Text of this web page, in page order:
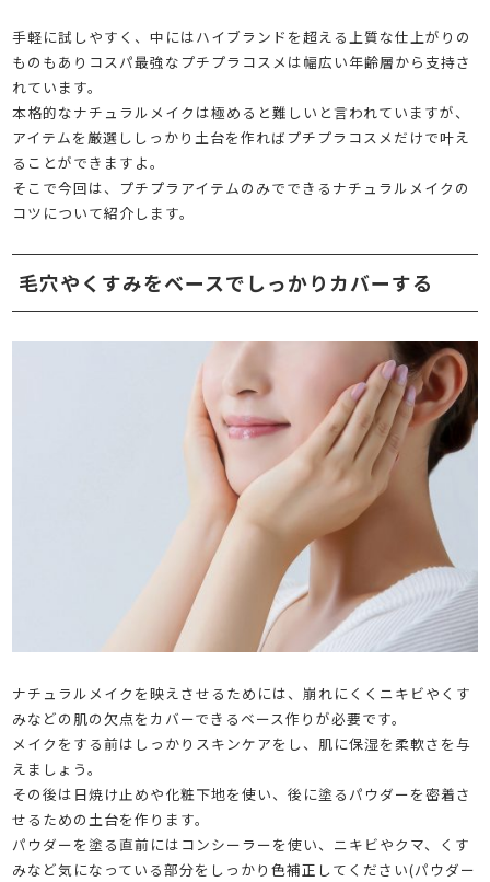
手軽に試しやすく、中にはハイブランドを超える上質な仕上がりの
ものもありコスパ最強なプチプラコスメは幅広い年齢層から支持さ
れています。
本格的なナチュラルメイクは極めると難しいと言われていますが、
アイテムを厳選ししっかり土台を作ればプチプラコスメだけで叶え
ることができますよ。
そこで今回は、プチプラアイテムのみでできるナチュラルメイクの
コツについて紹介します。
毛穴やくすみをベースでしっかりカバーする
ナチュラルメイクを映えさせるためには、崩れにくくニキビやくす
みなどの肌の欠点をカバーできるベース作りが必要です。
メイクをする前はしっかりスキンケアをし、肌に保湿を柔軟さを与
えましょう。
その後は日焼け止めや化粧下地を使い、後に塗るパウダーを密着さ
せるための土台を作ります。
パウダーを塗る直前にはコンシーラーを使い、ニキビやクマ、くす
みなど気になっている部分をしっかり色補正してください(パウダー